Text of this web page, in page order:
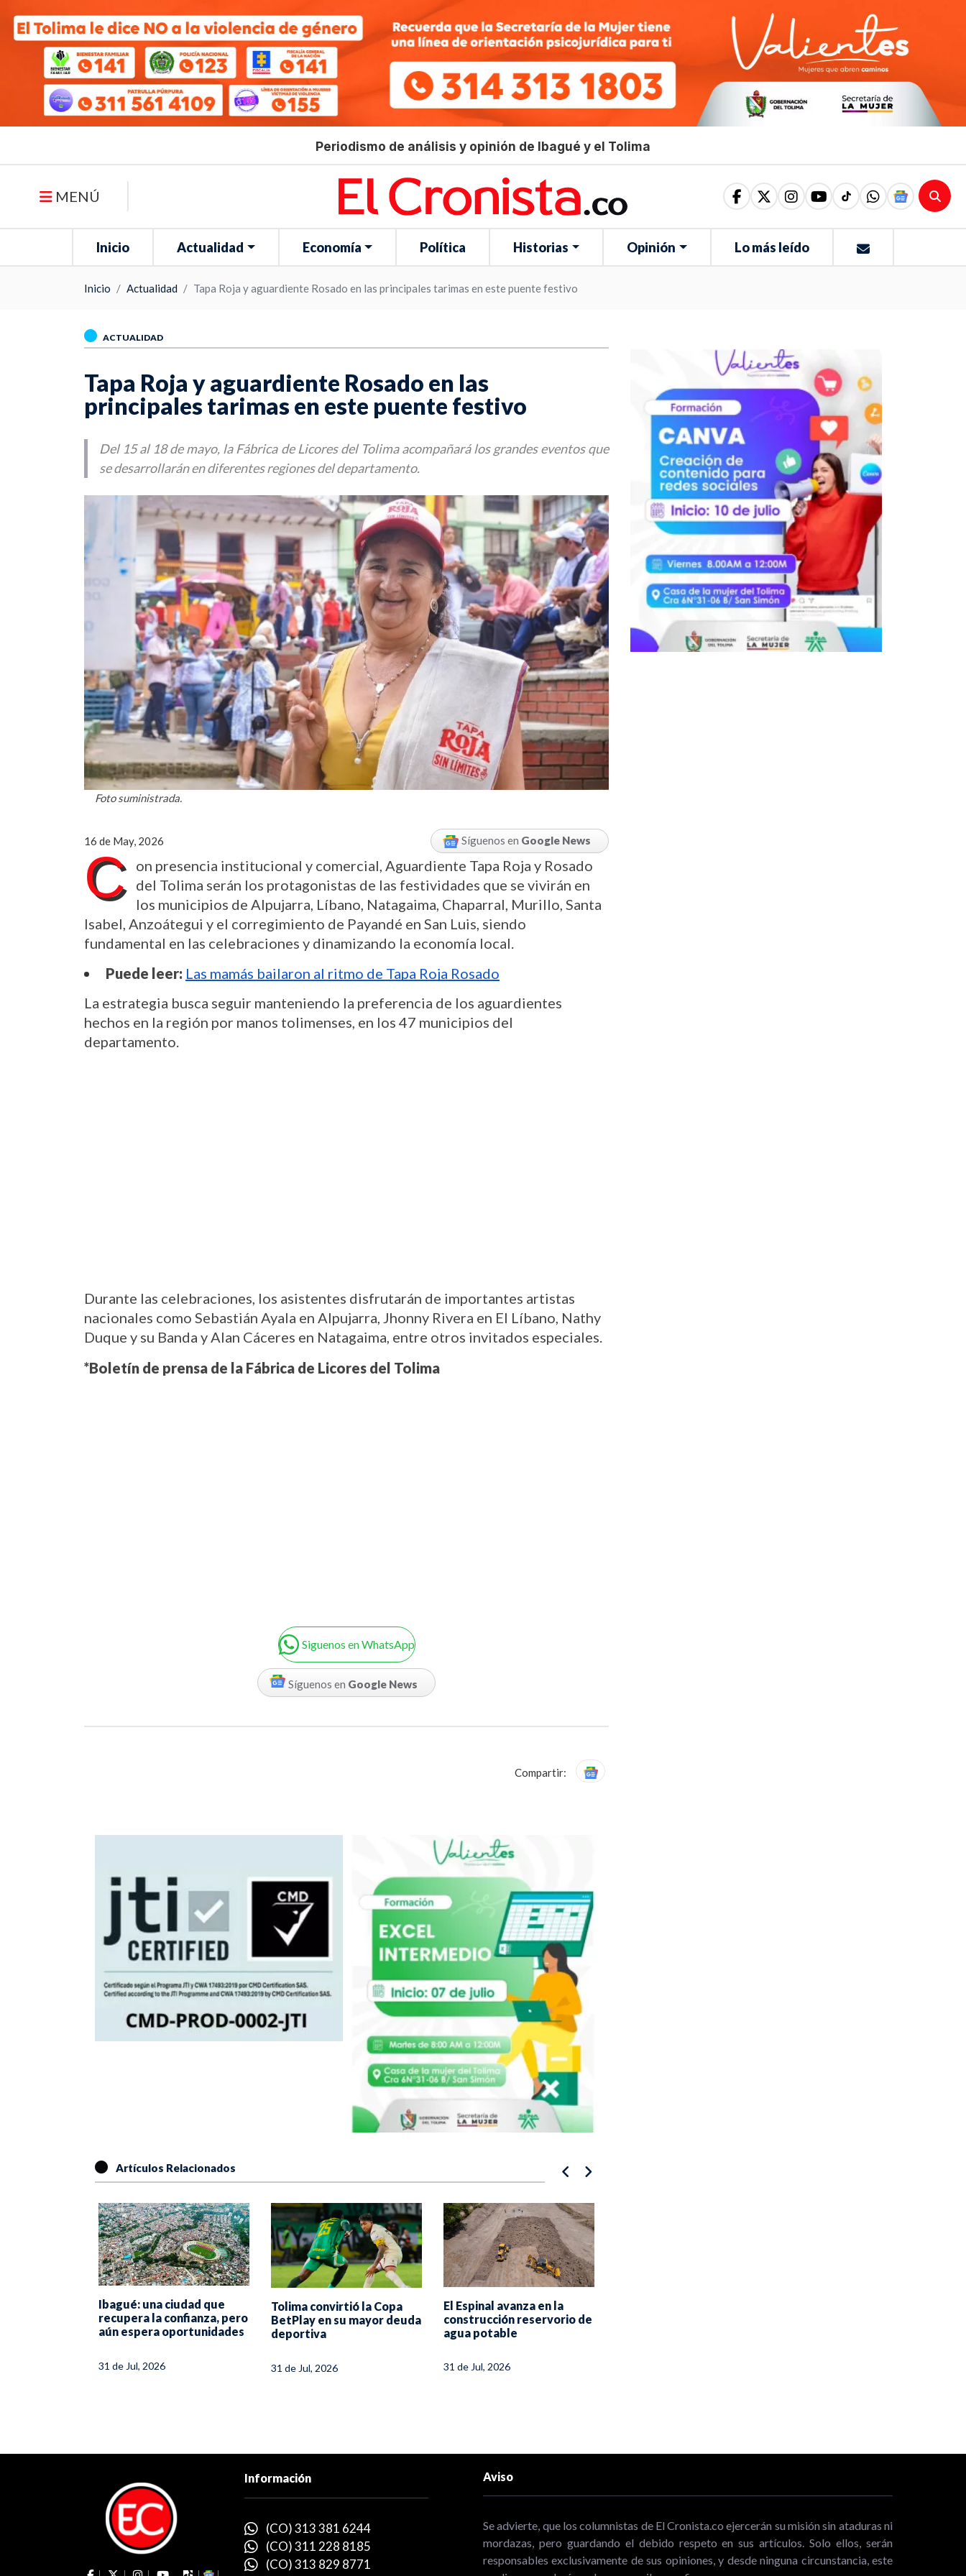
Periodismo de análisis y opinión de Ibagué y el Tolima
MENÚ
Inicio Actualidad Economía Política Historias Opinión Lo más leído
Inicio Actualidad Tapa Roja y aguardiente Rosado en las principales tarimas en este puente festivo
ACTUALIDAD
Tapa Roja y aguardiente Rosado en las
principales tarimas en este puente festivo
Del 15 al 18 de mayo, la Fábrica de Licores del Tolima acompañará los grandes eventos que
se desarrollarán en diferentes regiones del departamento.
Foto suministrada.
16 de May, 2026 Síguenos en Google News
C
on presencia institucional y comercial, Aguardiente Tapa Roja y Rosado
del Tolima serán los protagonistas de las festividades que se vivirán en
los municipios de Alpujarra, Líbano, Natagaima, Chaparral, Murillo, Santa
Isabel, Anzoátegui y el corregimiento de Payandé en San Luis, siendo
fundamental en las celebraciones y dinamizando la economía local.
Puede leer: Las mamás bailaron al ritmo de Tapa Roja Rosado
La estrategia busca seguir manteniendo la preferencia de los aguardientes
hechos en la región por manos tolimenses, en los 47 municipios del
departamento.
Durante las celebraciones, los asistentes disfrutarán de importantes artistas
nacionales como Sebastián Ayala en Alpujarra, Jhonny Rivera en El Líbano, Nathy
Duque y su Banda y Alan Cáceres en Natagaima, entre otros invitados especiales.
*Boletín de prensa de la Fábrica de Licores del Tolima
Siguenos en WhatsApp
Síguenos en Google News
Compartir:
Artículos Relacionados
Ibagué: una ciudad que
recupera la confianza, pero
aún espera oportunidades
31 de Jul, 2026
Tolima convirtió la Copa
BetPlay en su mayor deuda
deportiva
31 de Jul, 2026
El Espinal avanza en la
construcción reservorio de
agua potable
31 de Jul, 2026
Información
(CO) 313 381 6244
(CO) 311 228 8185
(CO) 313 829 8771
Aviso
Se advierte, que los columnistas de El Cronista.co ejercerán su misión sin ataduras ni
mordazas, pero guardando el debido respeto en sus artículos. Solo ellos, serán
responsables exclusivamente de sus opiniones, y desde ninguna circunstancia, este